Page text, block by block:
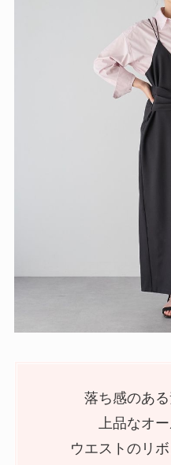
落ち感のあ
上品なオー
ウエストのリ